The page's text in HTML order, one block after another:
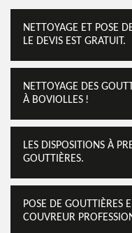
NETTOYAGE ET POSE
LE DEVIS EST GRATUIT.
NETTOYAGE DES
À BOVIOLLES !
LES DISPOSITIONS À
GOUTTIÈRES.
POSE DE GOUTTIÈRES
COUVREUR